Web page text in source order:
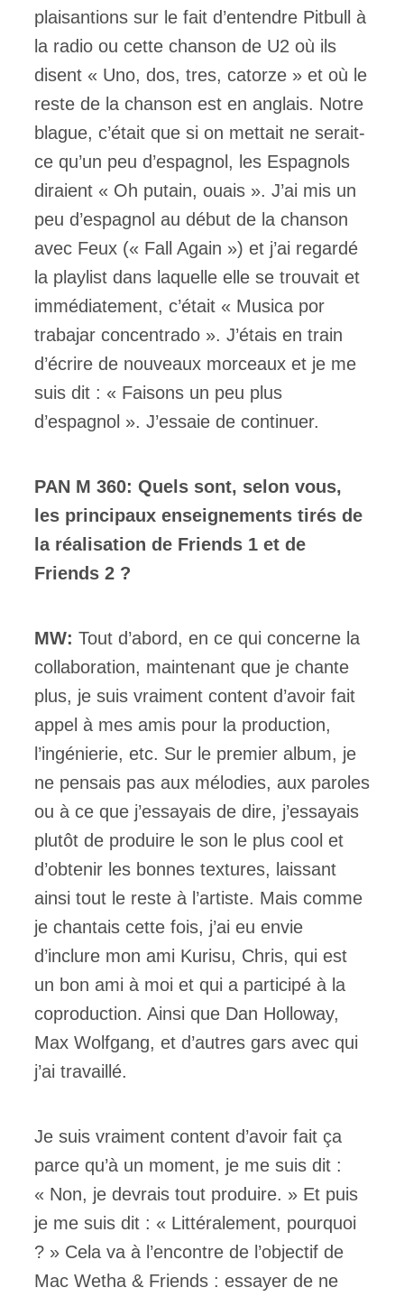
plaisantions sur le fait d’entendre Pitbull à
la radio ou cette chanson de U2 où ils
disent « Uno, dos, tres, catorze » et où le
reste de la chanson est en anglais. Notre
blague, c’était que si on mettait ne serait-
ce qu’un peu d’espagnol, les Espagnols
diraient « Oh putain, ouais ». J’ai mis un
peu d’espagnol au début de la chanson
avec Feux (« Fall Again ») et j’ai regardé
la playlist dans laquelle elle se trouvait et
immédiatement, c’était « Musica por
trabajar concentrado ». J’étais en train
d’écrire de nouveaux morceaux et je me
suis dit : « Faisons un peu plus
d’espagnol ». J’essaie de continuer.
PAN M 360: Quels sont, selon vous,
les principaux enseignements tirés de
la réalisation de Friends 1 et de
Friends 2 ?
MW: Tout d’abord, en ce qui concerne la
collaboration, maintenant que je chante
plus, je suis vraiment content d’avoir fait
appel à mes amis pour la production,
l’ingénierie, etc. Sur le premier album, je
ne pensais pas aux mélodies, aux paroles
ou à ce que j’essayais de dire, j’essayais
plutôt de produire le son le plus cool et
d’obtenir les bonnes textures, laissant
ainsi tout le reste à l’artiste. Mais comme
je chantais cette fois, j’ai eu envie
d’inclure mon ami Kurisu, Chris, qui est
un bon ami à moi et qui a participé à la
coproduction. Ainsi que Dan Holloway,
Max Wolfgang, et d’autres gars avec qui
j’ai travaillé.
Je suis vraiment content d’avoir fait ça
parce qu’à un moment, je me suis dit :
« Non, je devrais tout produire. » Et puis
je me suis dit : « Littéralement, pourquoi
? » Cela va à l’encontre de l’objectif de
Mac Wetha & Friends : essayer de ne